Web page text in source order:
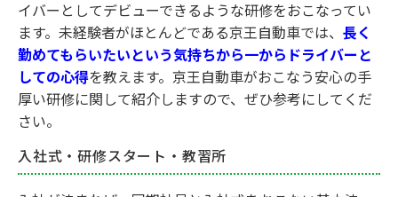
イバーとしてデビューできるような研修をおこなってい
ます。未経験者がほとんどである京王自動車では、 長く
勤めてもらいたいという気持ちから一からドライバーと
しての心得を教えます。京王自動車がおこなう安心の手
厚い研修に関して紹介しますので、ぜひ参考にしてくだ
さい。
入社式・研修スタート・教習所